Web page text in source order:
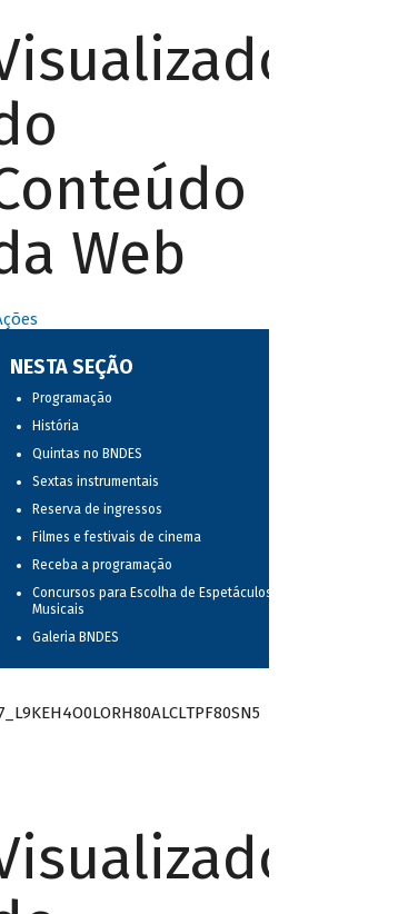
Web
NESTA SEÇÃO
Programação
História
Quintas no BNDES
Sextas instrumentais
Reserva de ingressos
Filmes e festivais de cinema
Receba a programação
Concursos para Escolha de Espetáculos
Musicais
Galeria BNDES